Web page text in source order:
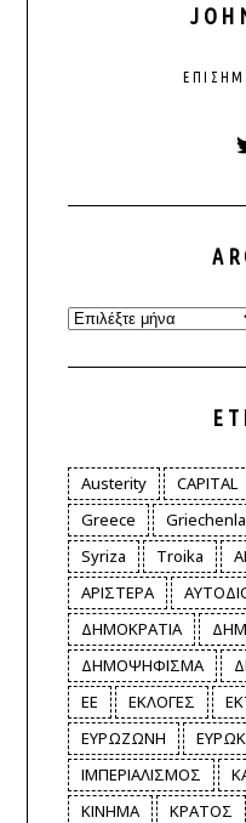
Archives
Austerity CAPITAL
Greece
Syriza
Troika
ΑΡΙΣΤΕΡΑ
ΔΗΜΟΚΡΑΤΙΑ
ΔΗΜΟΨΗΦΙΣΜΑ
ΕΕ
ΕΚΛΟΓΕΣ
ΕΥΡΩΖΩΝΗ
ΙΜΠΕΡΙΑΛΙΣΜΟΣ
ΚΙΝΗΜΑ
ΚΡΑΤΟΣ